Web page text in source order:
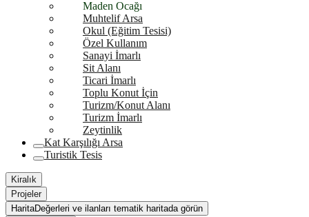
Maden Ocağı
Muhtelif Arsa
Okul (Eğitim Tesisi)
Özel Kullanım
Sanayi İmarlı
Sit Alanı
Ticari İmarlı
Toplu Konut İçin
Turizm/Konut Alanı
Turizm İmarlı
Zeytinlik
Kat Karşılığı Arsa
Turistik Tesis
Kiralık
Projeler
HaritaDeğerleri ve ilanları tematik haritada görün